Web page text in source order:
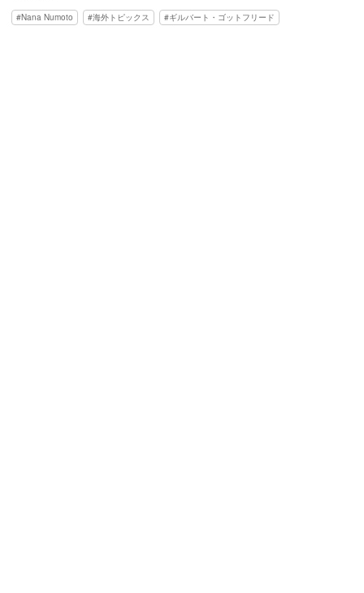
Nana Numoto 海外トピックス ギルバート・ゴットフリード